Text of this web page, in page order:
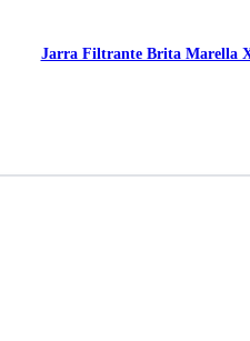
Jarra Filtrante Brita Marella